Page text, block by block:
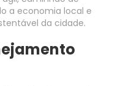
a economia local e
da cidade.